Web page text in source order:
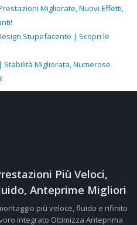
Migliorate, Nuovi Effetti,
Stupefacente | Scopri le
Stabilità Migliorata, Numerose
Più Veloci,
Anteprime Migliori
più veloce, fluido e rifinito
integrato Ottimizza Anteprima